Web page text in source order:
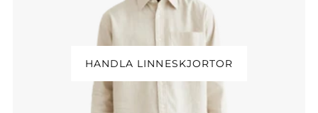
HANDLA LINNESKJORTOR